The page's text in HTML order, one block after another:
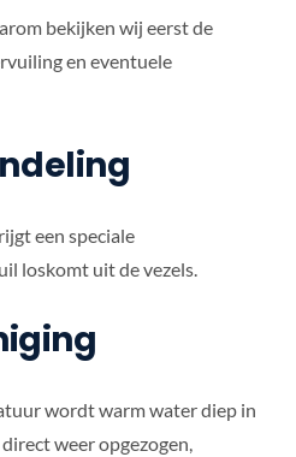
bekijken wij eerst de
en eventuele
een speciale
loskomt uit de vezels.
wordt warm water diep in
weer opgezogen,